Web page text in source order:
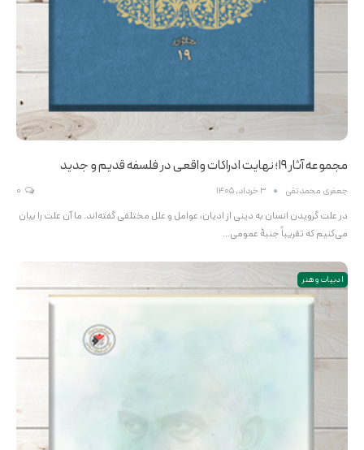
مجموعه آثار 19؛ نهایت ادراکات واقعی در فلسفه قدیم و جدید
جعفری محمدتقی 3 خرداد, 1405
در علت گرویدن انسان به دینی از ادیان، عوامل و علل مختلفی گفته‌اند. ما آن علت را بیان
می‌کنیم که تقریباً جنبۀ عمومی…
ادبیات و هنر